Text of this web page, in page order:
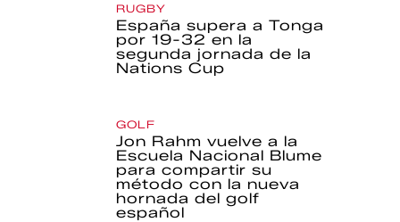
RUGBY
España supera a Tonga
por 19-32 en la
segunda jornada de la
Nations Cup
GOLF
Jon Rahm vuelve a la
Escuela Nacional Blume
para compartir su
método con la nueva
hornada del golf
español